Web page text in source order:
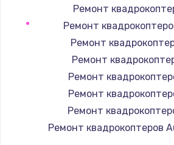
Заказать
Заказать
Ремонт
Ремонт
Ремонт
Ремонт
Ремонт
Ремонт
Ремонт
Ремонт квадрокоптеров